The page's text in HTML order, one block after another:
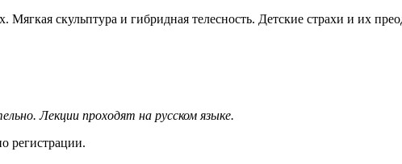
скульптура и гибридная телесность. Детские страхи и их
Лекции проходят на русском языке.
регистрации.